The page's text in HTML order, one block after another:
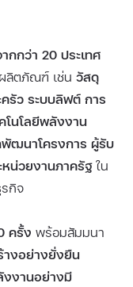
กกว่า 20 ประเทศ
ลิตภัณฑ์ เช่น วัสดุ
รัว ระบบลิฟต์ การ
โนโลยีพลังงาน
ฒนาโครงการ ผู้รับ
น่วยงานภาครัฐใน
กิจ
ครั้ง พร้อมสัมมนา
างอย่างยั่งยืน
งงานอย่างมี